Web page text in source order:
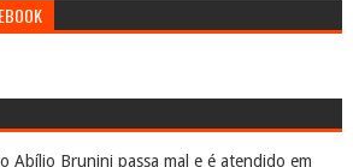
Abílio Brunini passa mal e é atendido em